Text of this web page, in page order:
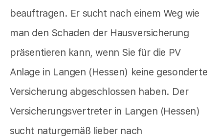
beauftragen. Er sucht nach einem Weg wie
man den Schaden der Hausversicherung
präsentieren kann, wenn Sie für die PV
Anlage in Langen (Hessen) keine gesonderte
Versicherung abgeschlossen haben. Der
Versicherungsvertreter in Langen (Hessen)
sucht naturgemäß lieber nach